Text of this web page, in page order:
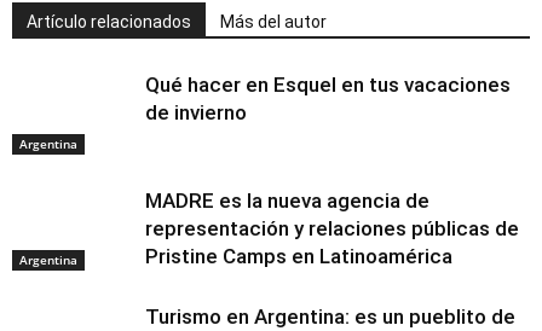
Artículo relacionados Más del autor
Argentina
Qué hacer en Esquel en tus vacaciones
de invierno
Argentina
MADRE es la nueva agencia de
representación y relaciones públicas de
Pristine Camps en Latinoamérica
Turismo en Argentina: es un pueblito de